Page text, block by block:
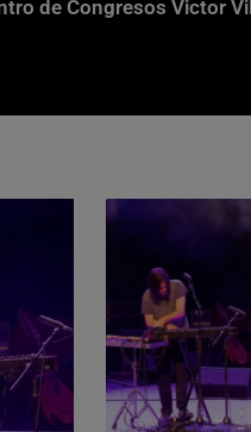
de Congresos Victor